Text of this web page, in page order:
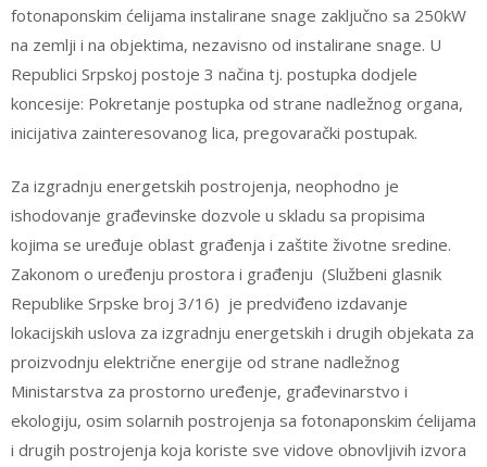
fotonaponskim ćelijama instalirane snage zaključno sa 250kW
na zemlji i na objektima, nezavisno od instalirane snage. U
Republici Srpskoj postoje 3 načina tj. postupka dodjele
koncesije: Pokretanje postupka od strane nadležnog organa,
inicijativa zainteresovanog lica, pregovarački postupak.
Za izgradnju energetskih postrojenja, neophodno je
ishodovanje građevinske dozvole u skladu sa propisima
kojima se uređuje oblast građenja i zaštite životne sredine.
Zakonom o uređenju prostora i građenju (Službeni glasnik
Republike Srpske broj 3/16) je predviđeno izdavanje
lokacijskih uslova za izgradnju energetskih i drugih objekata za
proizvodnju električne energije od strane nadležnog
Ministarstva za prostorno uređenje, građevinarstvo i
ekologiju, osim solarnih postrojenja sa fotonaponskim ćelijama
i drugih postrojenja koja koriste sve vidove obnovljivih izvora